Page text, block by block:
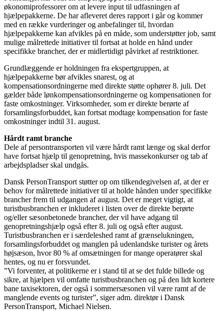
økonomiprofessorer om at levere input til udfasningen af
hjælpepakkerne. De har afleveret deres rapport i går og kommer
med en række vurderinger og anbefalinger til, hvordan
hjælpepakkerne kan afvikles på en måde, som understøtter job, samt
mulige målrettede initiativer til fortsat at holde en hånd under
specifikke brancher, der er midlertidigt påvirket af restriktioner.
Grundlæggende er holdningen fra ekspertgruppen, at
hjælpepakkerne bør afvikles snarest, og at
kompensationsordningerne med direkte støtte ophører 8. juli. Det
gælder både lønkompensationsordningerne og kompensationen for
faste omkostninger. Virksomheder, som er direkte berørte af
forsamlingsforbuddet, kan fortsat modtage kompensation for faste
omkostninger indtil 31. august.
Hårdt ramt branche
Dele af persontransporten vil være hårdt ramt længe og skal derfor
have fortsat hjælp til genopretning, hvis massekonkurser og tab af
arbejdspladser skal undgås.
Dansk PersonTransport støtter op om tilkendegivelsen af, at der er
behov for målrettede initiativer til at holde hånden under specifikke
brancher frem til udgangen af august. Det er meget vigtigt, at
turistbusbranchen er inkluderet i listen over de direkte berørte
og/eller sæsonbetonede brancher, der vil have adgang til
genopretningshjælp også efter 8. juli og også efter august.
Turistbusbranchen er i særdeleshed ramt af grænselukningen,
forsamlingsforbuddet og manglen på udenlandske turister og årets
højsæson, hvor 80 % af omsætningen for mange operatører skal
hentes, og nu er forsvundet.
”Vi forventer, at politikerne er i stand til at se det fulde billede og
sikre, at hjælpen vil omfatte turistbusbranchen og på den lidt kortere
bane taxisektoren, der også i sommersæsonen vil være ramt af de
manglende events og turister”, siger adm. direktør i Dansk
PersonTransport, Michael Nielsen.